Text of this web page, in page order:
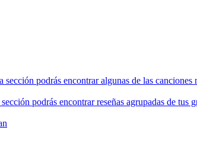
sección podrás encontrar algunas de las
podrás encontrar reseñas agrupadas de tus